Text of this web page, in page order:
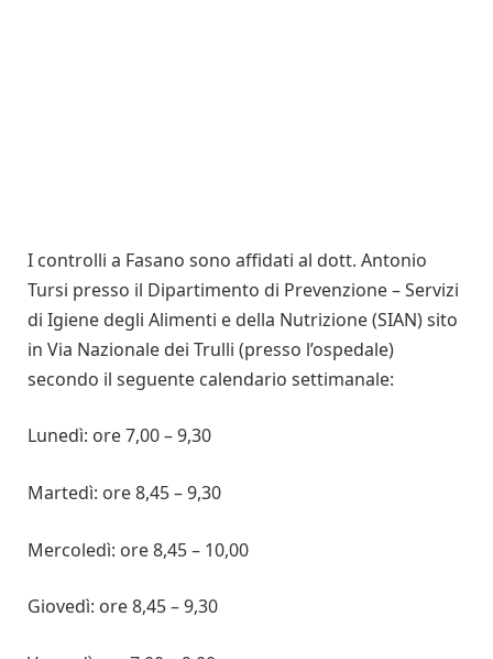
I controlli a Fasano sono affidati al dott. Antonio
Tursi presso il Dipartimento di Prevenzione – Servizi
di Igiene degli Alimenti e della Nutrizione (SIAN) sito
in Via Nazionale dei Trulli (presso l’ospedale)
secondo il seguente calendario settimanale:
Lunedì: ore 7,00 – 9,30
Martedì: ore 8,45 – 9,30
Mercoledì: ore 8,45 – 10,00
Giovedì: ore 8,45 – 9,30